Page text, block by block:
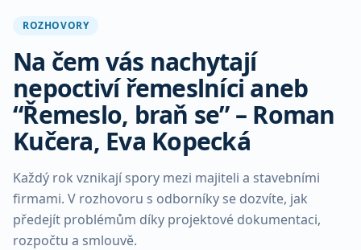
ROZHOVORY
Na čem vás nachytají
nepoctiví řemeslníci aneb
“Řemeslo, braň se” – Roman
Kučera, Eva Kopecká
Každý rok vznikají spory mezi majiteli a stavebními
firmami. V rozhovoru s odborníky se dozvíte, jak
předejít problémům díky projektové dokumentaci,
rozpočtu a smlouvě.